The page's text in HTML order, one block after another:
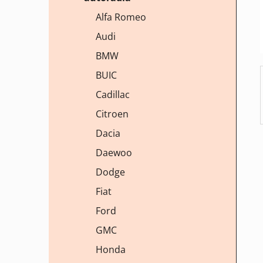
Alfa Romeo
Audi
BMW
BUIC
Cadillac
Citroen
Dacia
Daewoo
Dodge
Fiat
Ford
GMC
Honda